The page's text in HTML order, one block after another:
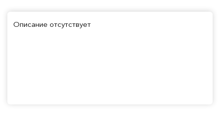
Описание отсутствует